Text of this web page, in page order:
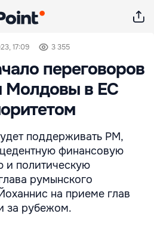
17:09 3 355
переговоров
Молдовы в ЕС
поддерживать РМ,
финансовую
и политическую
румынского
на приеме глав
за рубежом.